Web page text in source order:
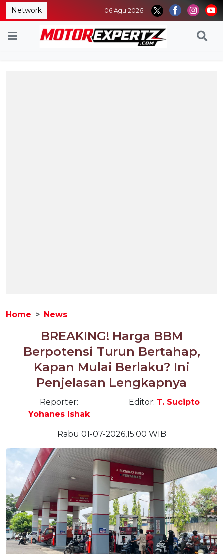
Network 06 Agu 2026
Home News
BREAKING! Harga BBM
Berpotensi Turun Bertahap,
Kapan Mulai Berlaku? Ini
Penjelasan Lengkapnya
Reporter:
Yohanes Ishak
Editor: T. Sucipto
Rabu 01-07-2026,15:00 WIB